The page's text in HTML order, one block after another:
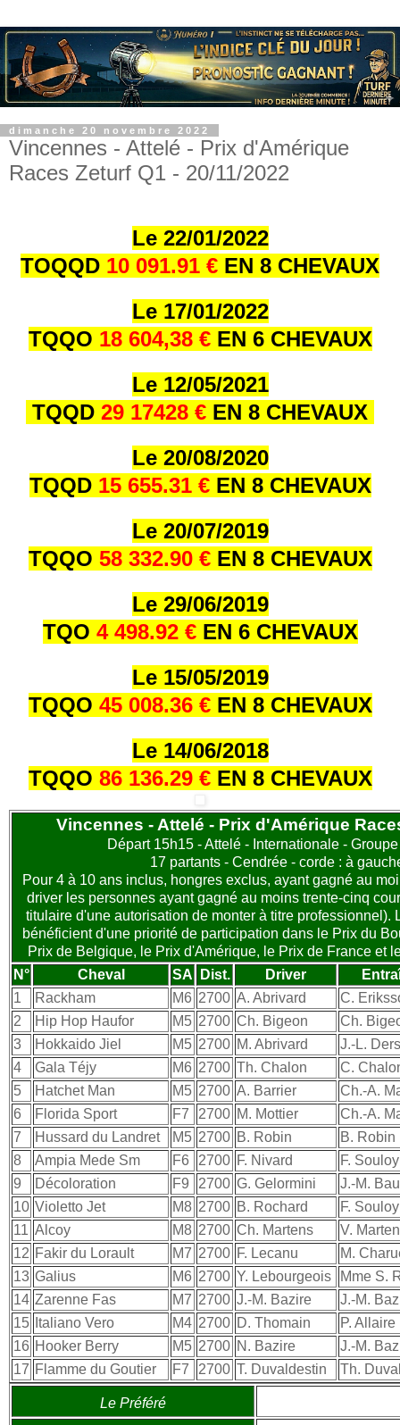
dimanche 20 novembre 2022
Vincennes - Attelé - Prix d'Amérique
Races Zeturf Q1 - 20/11/2022
Le 22/01/2022
TOQQD 10 091.91 € EN 8 CHEVAUX
Le 17/01/2022
TQQO 18 604,38 € EN 6 CHEVAUX
Le 12/05/2021
TQQD 29 17428 € EN 8 CHEVAUX
Le 20/08/2020
TQQD 15 655.31 € EN 8 CHEVAUX
Le 20/07/2019
TQQO 58 332.90 € EN 8 CHEVAUX
Le 29/06/2019
TQO 4 498.92 € EN 6 CHEVAUX
Le 15/05/2019
TQQO 45 008.36 € EN 8 CHEVAUX
Le 14/06/2018
TQQO 86 136.29 € EN 8 CHEVAUX
Vincennes - Attelé - Prix d'Amérique
Départ 15h15 - Attelé - Internationale -
17 partants - Cendrée - corde : à
Pour 4 à 10 ans inclus, hongres exclus, ayant gagné au
driver les personnes ayant gagné au moins trente-cinq
titulaire d'une autorisation de monter à titre professionnel).
bénéficient d'une priorité de participation dans le Prix du
Prix de Belgique, le Prix d'Amérique, le Prix de France et
N°
Cheval SA Dist. Driver
1
Rackham M6 2700 A. Abrivard
C.
2
Hip Hop Haufor M5 2700 Ch. Bigeon
Ch.
3
Hokkaido Jiel M5 2700 M. Abrivard
J.-L.
4
Gala Téjy M6 2700 Th. Chalon
C.
5
Hatchet Man M5 2700 A. Barrier
Ch.-A.
6
Florida Sport F7 2700 M. Mottier
Ch.-A.
7
Hussard du Landret M5 2700 B. Robin
B. Robin
8
Ampia Mede Sm F6 2700 F. Nivard
F. Souloy
9
Décoloration F9 2700 G. Gelormini
J.-M.
10 Violetto Jet M8 2700 B. Rochard
F. Souloy
11 Alcoy M8 2700 Ch. Martens
V.
12 Fakir du Lorault M7 2700 F. Lecanu
M.
13 Galius M6 2700 Y. Lebourgeois
Mme S.
14 Zarenne Fas M7 2700 J.-M. Bazire
J.-M.
15 Italiano Vero M4 2700 D. Thomain
P. Allaire
16 Hooker Berry M5 2700 N. Bazire
J.-M.
17 Flamme du Goutier F7 2700 T. Duvaldestin Th.
Le Préféré